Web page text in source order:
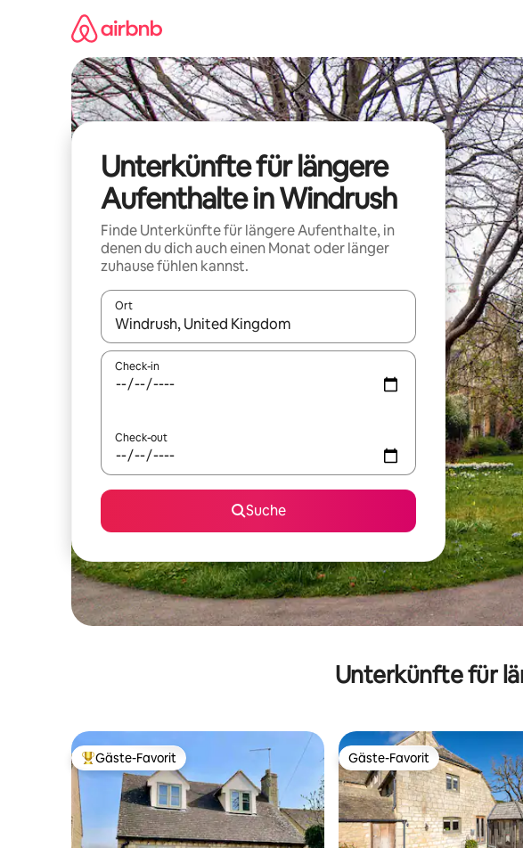
Unterkünfte für längere
Aufenthalte in Windrush
Finde Unterkünfte für längere Aufenthalte, in
denen du dich auch einen Monat oder länger
zuhause fühlen kannst.
Ort
Wenn Ergebnisse verfügbar sind, navigiere mit den Pfeiltasten nach
Check-in
Check-out
Suche
Unterkünfte für
Beliebter Gäste-Favorit.
Gäste-Favorit Gäste-Favorit
Gäste-Favorit